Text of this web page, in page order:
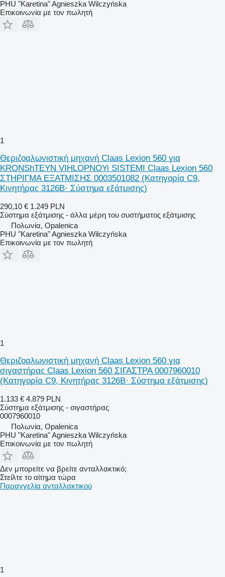
PHU "Karetina" Agnieszka Wilczyńska
Επικοινωνία με τον πωλητή
1
Θεριζοαλωνιστική μηχανή Claas Lexion 560 για
KRONShTEYN VIHLOPNOYi SISTEMI Claas Lexion 560
ΣΤΗΡΙΓΜΑ ΕΞΑΤΜΙΣΗΣ 0003501082 (Κατηγορία C9,
Κινητήρας 3126B· Σύστημα εξάτμισης)
290,10 € 1.249 PLN
Σύστημα εξάτμισης - άλλα μέρη του συστήματος εξάτμισης
Πολωνία, Opalenica
PHU "Karetina" Agnieszka Wilczyńska
Επικοινωνία με τον πωλητή
1
Θεριζοαλωνιστική μηχανή Claas Lexion 560 για
σιγαστήρας Claas Lexion 560 ΣΙΓΑΣΤΡΑ 0007960010
(Κατηγορία C9, Κινητήρας 3126B· Σύστημα εξάτμισης)
1.133 € 4.879 PLN
Σύστημα εξάτμισης - σιγαστήρας
0007960010
Πολωνία, Opalenica
PHU "Karetina" Agnieszka Wilczyńska
Επικοινωνία με τον πωλητή
Δεν μπορείτε να βρείτε ανταλλακτικό;
Στείλτε το αίτημα τώρα
Παραγγελία ανταλλακτικού
1